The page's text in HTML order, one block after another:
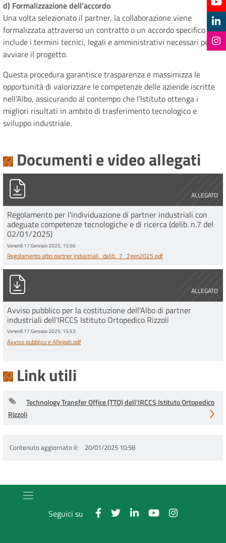
d) Formalizzazione dell’accordo
Una volta selezionato il partner, la collaborazione viene
formalizzata attraverso un contratto o un accordo specifico che
include i termini tecnici, legali e amministrativi necessari per
avviare il progetto.
Questa procedura garantisce trasparenza e massimizza le
opportunità di valorizzare le competenze delle aziende iscritte
nell’Albo, assicurando al contempo che l’Istituto ottenga i
migliori risultati in ambito di trasferimento tecnologico e
sviluppo industriale.
Documenti e video allegati
ALLEGATO
Regolamento albo partner industriali_delib_7_2gen2025.pdf
Regolamento per l'individuazione di partner industriali con
adeguate competenze tecnologiche e di ricerca (delib. n.7 del
02/01/2025)
Venerdì 17 Gennaio 2025, 15:56
Regolamento albo partner industriali_delib_7_2gen2025.pdf
ALLEGATO
Avviso pubblico e Allegati.pdf
Avviso pubblico per la costituzione dell'Albo di partner
industriali dell'IRCCS Istituto Ortopedico Rizzoli
Venerdì 17 Gennaio 2025, 15:53
Avviso pubblico e Allegati.pdf
Link utili
Technology Transfer Office (TTO) dell'IRCCS Istituto Ortopedico
Rizzoli
Contenuto aggiornato il 20/01/2025 10:58
Seguici su